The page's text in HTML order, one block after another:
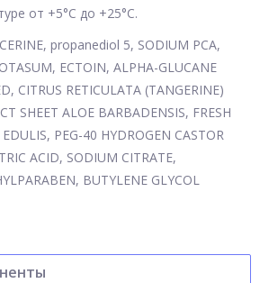
от +5°С до +25°С.
propanediol 5, SODIUM PCA,
ECTOIN, ALPHA-GLUCANE
CITRUS RETICULATA (TANGERINE)
SHEET ALOE BARBADENSIS, FRESH
PEG-40 HYDROGEN CASTOR
ACID, SODIUM CITRATE,
BUTYLENE GLYCOL